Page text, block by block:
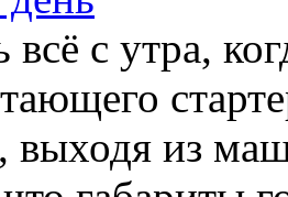
с утра,
выходя из